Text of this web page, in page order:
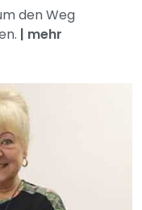
den Weg
| mehr